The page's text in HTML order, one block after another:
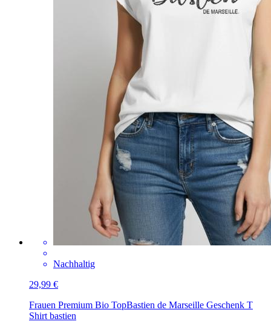
Nachhaltig
29,99 €
Frauen Premium Bio TopBastien de Marseille Geschenk T
Shirt bastien